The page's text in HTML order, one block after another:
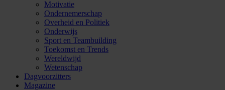
Motivatie
Ondernemerschap
Overheid en Politiek
Onderwijs
Sport en Teambuilding
Toekomst en Trends
Wereldwijd
Wetenschap
Dagvoorzitters
Magazine